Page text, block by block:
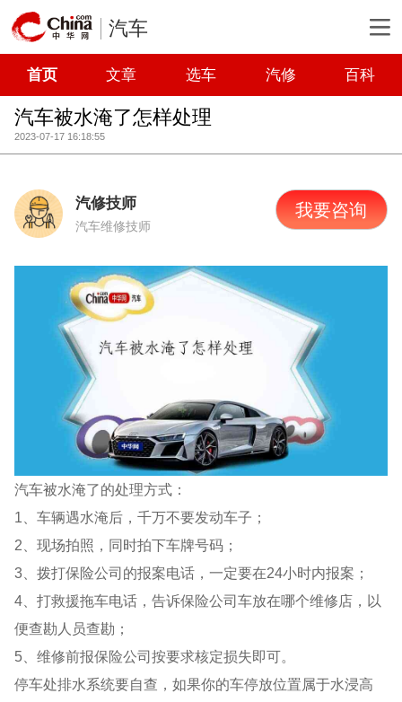
汽车
首页 文章 选车 汽修 百科
汽车被水淹了怎样处理
2023-07-17 16:18:55
汽修技师
汽车维修技师
我要咨询
汽车被水淹了的处理方式：
1、车辆遇水淹后，千万不要发动车子；
2、现场拍照，同时拍下车牌号码；
3、拨打保险公司的报案电话，一定要在24小时内报案；
4、打救援拖车电话，告诉保险公司车放在哪个维修店，以
便查勘人员查勘；
5、维修前报保险公司按要求核定损失即可。
停车处排水系统要自查，如果你的车停放位置属于水浸高